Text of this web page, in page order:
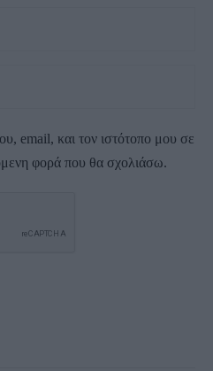
email, και τον ιστότοπο μου σε
φορά που θα σχολιάσω.